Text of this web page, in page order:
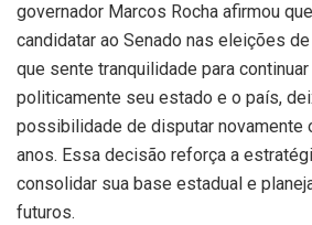
governador Marcos Rocha afirmou
candidatar ao Senado nas eleições
que sente tranquilidade para
politicamente seu estado e o país,
possibilidade de disputar novamente
anos. Essa decisão reforça a
consolidar sua base estadual e
futuros.